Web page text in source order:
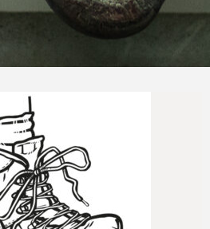
buty trekkingowe